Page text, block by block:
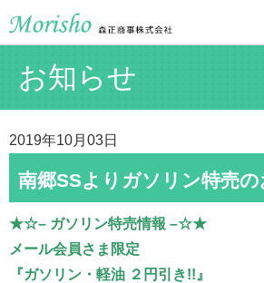
お知らせ
2019年10月03日
南郷SSよりガソリン特売
★☆– ガソリン特売情報 –☆★
メール会員さま限定
『ガソリン・軽油 ２円引き!!』